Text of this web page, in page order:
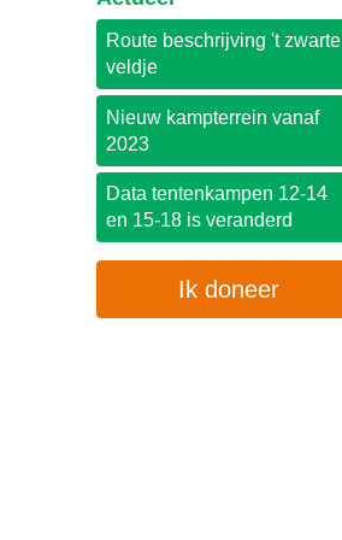
Route beschrijving 't zwarte
veldje
Nieuw kampterrein vanaf
2023
Data tentenkampen 12-14
en 15-18 is veranderd
Ik doneer